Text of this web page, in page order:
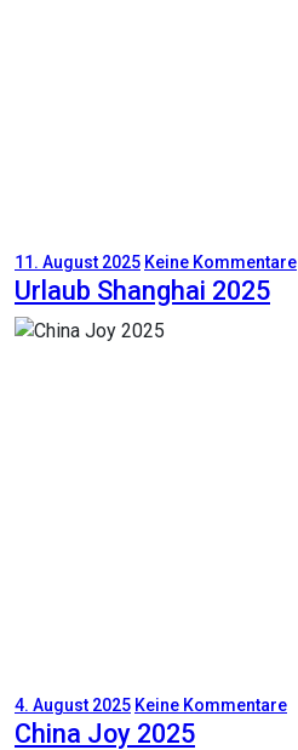
11. August 2025 Keine Kommentare
Urlaub Shanghai 2025
4. August 2025 Keine Kommentare
China Joy 2025